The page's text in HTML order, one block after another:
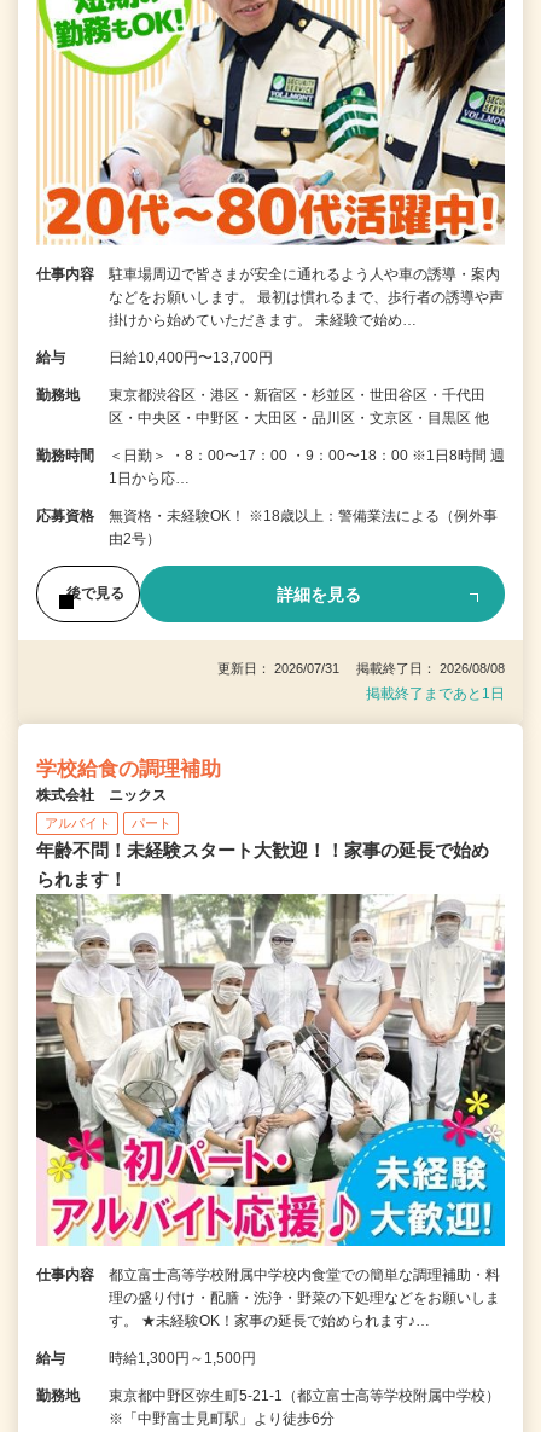
仕事内容
駐車場周辺で皆さまが安全に通れるよう人や車の誘導・案内
などをお願いします。 最初は慣れるまで、歩行者の誘導や声
掛けから始めていただきます。 未経験で始め…
給与 日給10,400円〜13,700円
勤務地
東京都渋谷区・港区・新宿区・杉並区・世田谷区・千代田
区・中央区・中野区・大田区・品川区・文京区・目黒区 他
勤務時間
＜日勤＞ ・8：00〜17：00 ・9：00〜18：00 ※1日8時間 週
1日から応…
応募資格
無資格・未経験OK！ ※18歳以上：警備業法による（例外事
由2号）
後で見る 詳細を見る
更新日： 2026/07/31 掲載終了日： 2026/08/08
掲載終了まであと1日
学校給食の調理補助
株式会社 ニックス
アルバイト パート
年齢不問！未経験スタート大歓迎！！家事の延長で始め
られます！
仕事内容
都立富士高等学校附属中学校内食堂での簡単な調理補助・料
理の盛り付け・配膳・洗浄・野菜の下処理などをお願いしま
す。 ★未経験OK！家事の延長で始められます♪…
給与 時給1,300円～1,500円
勤務地
東京都中野区弥生町5-21-1（都立富士高等学校附属中学校）
※「中野富士見町駅」より徒歩6分